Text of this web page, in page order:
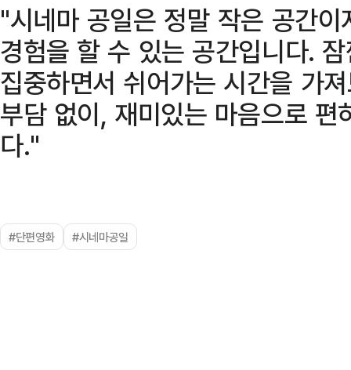
"시네마 공일은 정말 작은 공간
경험을 할 수 있는 공간입니다.
집중하면서 쉬어가는 시간을 가
부담 없이, 재미있는 마음으로
다."
#단편영화 #시네마공일